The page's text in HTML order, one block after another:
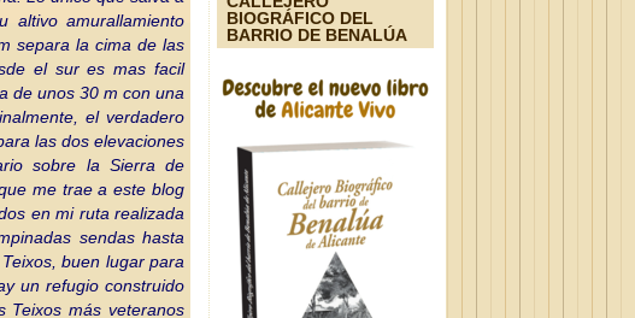
altivo amurallamiento
separa la cima de las
el sur es mas facil
de unos 30 m con una
el verdadero
las dos elevaciones
sobre la Sierra de
me trae a este blog
en mi ruta realizada
sendas hasta
buen lugar para
un refugio construido
Teixos más veteranos
BIOGRÁFICO DEL
BARRIO DE BENALÚA